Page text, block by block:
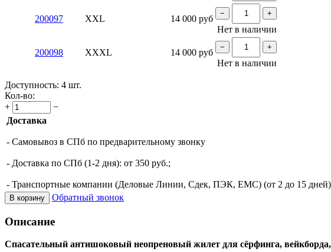
200097 XXL 14 000 руб − +
Нет в наличии
200098 XXXL 14 000 руб − +
Нет в наличии
Доступность: 4 шт.
Кол-во:
+
−
Доставка
- Самовывоз в СПб по предварительному звонку
- Доставка по СПб (1-2 дня): от 350 руб.;
- Транспортные компании (Деловые Линии, Сдек, ПЭК, ЕМС) (от 2 до 15
В корзину Обратный звонок
Описание
Спасательный антишоковый неопреновый жилет для сёрфинга,